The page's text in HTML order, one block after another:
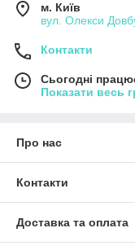
м. Київ
вул. Олекси
Контакти
Сьогодні
Показати весь
Про нас
Контакти
Доставка та оплата